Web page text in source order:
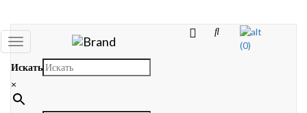
Toggle
navigation
(0)
Искать
×